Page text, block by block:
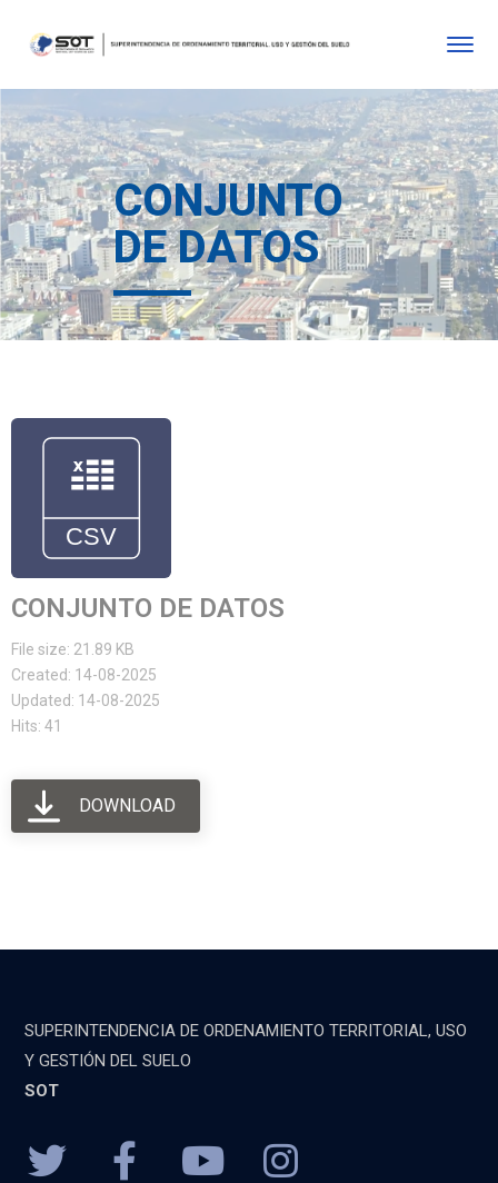
CONJUNTO
DE DATOS
CONJUNTO DE DATOS
File size: 21.89 KB
Created: 14-08-2025
Updated: 14-08-2025
Hits: 41
DOWNLOAD
SUPERINTENDENCIA DE ORDENAMIENTO TERRITORIAL, USO
Y GESTIÓN DEL SUELO
SOT